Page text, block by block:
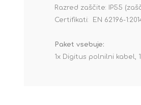
Razred zaščite: IP55
Certifikati: EN 62196-
Paket vsebuje:
1x Digitus polnilni kabel,